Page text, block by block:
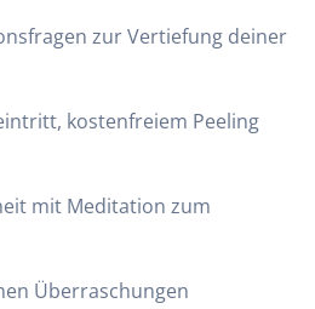
zur Vertiefung deiner
kostenfreiem Peeling
mit Meditation zum
Überraschungen